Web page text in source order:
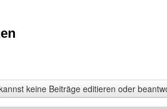
keine Beiträge editieren oder